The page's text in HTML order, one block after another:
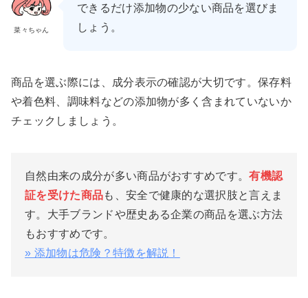
菜々ちゃん
できるだけ添加物の少ない商品を選びま
しょう。
商品を選ぶ際には、成分表示の確認が大切です。保存料
や着色料、調味料などの添加物が多く含まれていないか
チェックしましょう。
自然由来の成分が多い商品がおすすめです。有機認
証を受けた商品も、安全で健康的な選択肢と言えま
す。大手ブランドや歴史ある企業の商品を選ぶ方法
もおすすめです。
» 添加物は危険？特徴を解説！